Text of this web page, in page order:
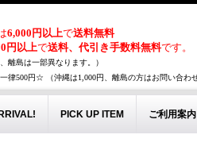
6,000円以上で送料無料
円以上で送料、代引き手数料無料です。
、離島は一部異なります。）
律500円☆ （沖縄は1,000円、離島の方はお問い合わ
PICK UP ITEM ご利用案内